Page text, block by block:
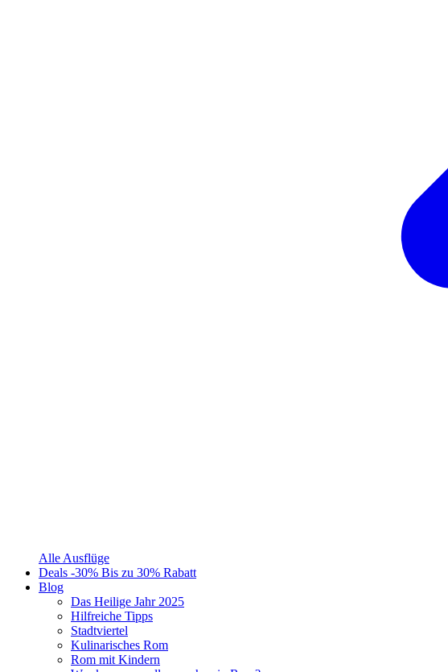
Alle Ausflüge
Deals -30% Bis zu 30% Rabatt
Blog
Das Heilige Jahr 2025
Hilfreiche Tipps
Stadtviertel
Kulinarisches Rom
Rom mit Kindern